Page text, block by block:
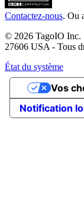
Contactez-nous. Ou
© 2026 TagoIO Inc.
27606 USA - Tous
État du système
Notification
Vos